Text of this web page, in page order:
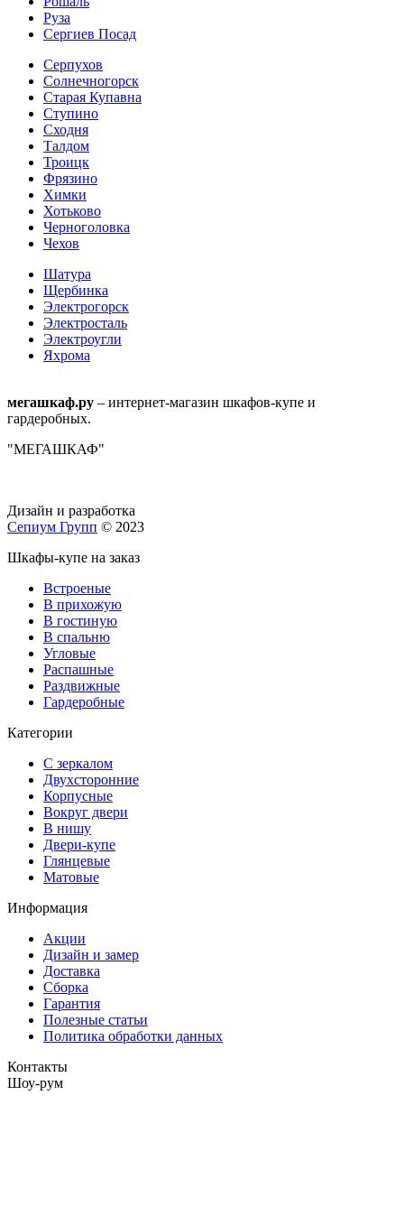
Руза
Сергиев Посад
Серпухов
Солнечногорск
Старая Купавна
Ступино
Сходня
Талдом
Троицк
Фрязино
Химки
Хотьково
Черноголовка
Чехов
Шатура
Щербинка
Электрогорск
Электросталь
Электроугли
Яхрома
мегашкаф.ру – интернет-магазин шкафов-купе и
гардеробных.
"МЕГАШКАФ"
Дизайн и разработка
Сепиум Групп © 2023
Шкафы-купе на заказ
Встроеные
В прихожую
В гостиную
В спальню
Угловые
Распашные
Раздвижные
Гардеробные
Категории
С зеркалом
Двухсторонние
Корпусные
Вокруг двери
В нишу
Двери-купе
Глянцевые
Матовые
Информация
Акции
Дизайн и замер
Доставка
Сборка
Гарантия
Полезные статьи
Политика обработки данных
Контакты
Шоу-рум